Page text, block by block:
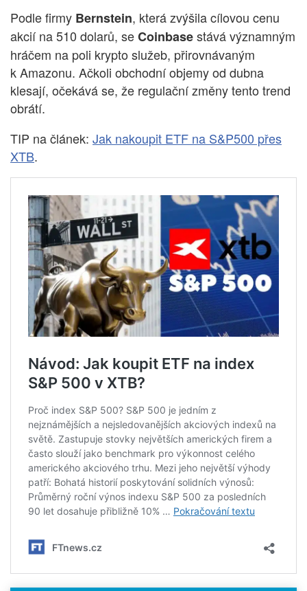
Podle firmy Bernstein, která zvýšila cílovou cenu
akcií na 510 dolarů, seCoinbasestává významným
hráčem na poli krypto služeb, přirovnávaným
k Amazonu. Ačkoli obchodní objemy od dubna
klesají, očekává se, že regulační změny tento trend
obrátí.
TIP na článek: Jak nakoupit ETF na S&P500 přes
XTB.